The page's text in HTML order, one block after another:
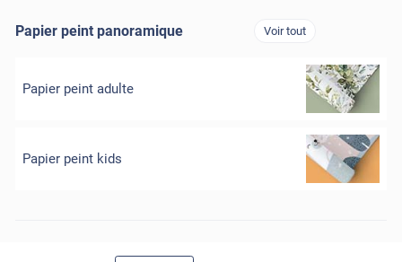
surpris par le rendu qualitatif exceptionnel de ces superbes papiers
peints décoratifs !
Papier peint panoramique Voir tout
Papier peint adulte
Papier peint kids